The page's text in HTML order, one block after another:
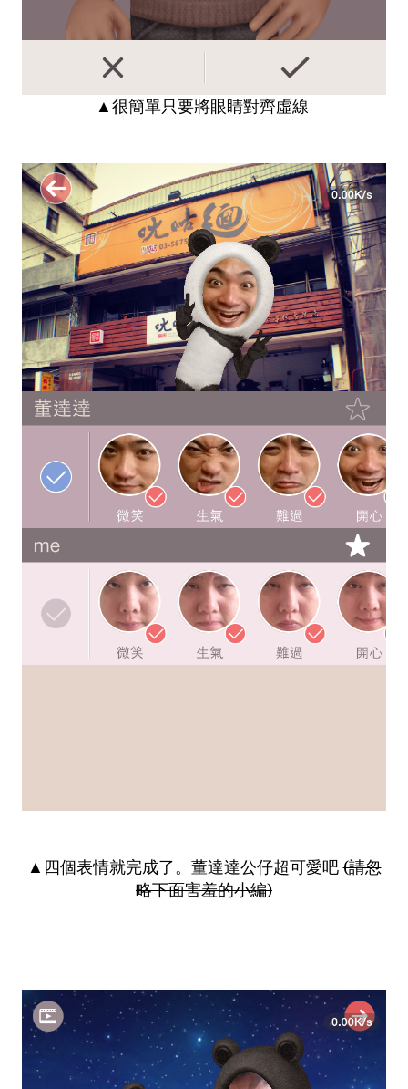
▲很簡單只要將眼睛對齊虛線
▲四個表情就完成了。董達達公仔超可愛吧(請忽
略下面害羞的小編)